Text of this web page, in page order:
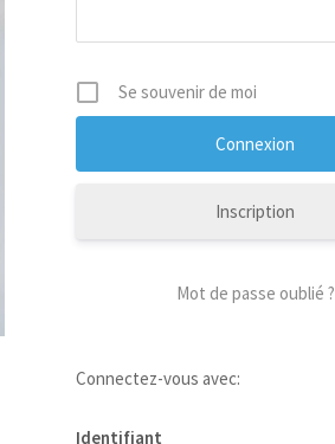
Se souvenir de moi
Inscription
Mot de passe oublié ?
Connectez-vous avec:
Identifiant